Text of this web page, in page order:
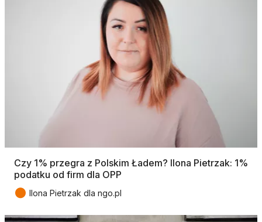
Czy 1% przegra z Polskim Ładem? Ilona Pietrzak: 1%
podatku od firm dla OPP
● Ilona Pietrzak dla ngo.pl